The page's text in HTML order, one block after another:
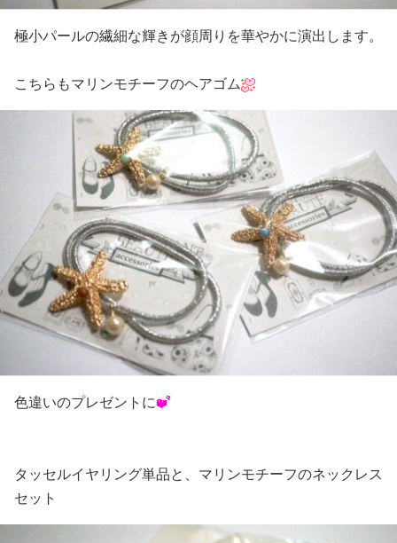
極小パールの繊細な輝きが顔周りを華やかに演出します。
こちらもマリンモチーフのヘアゴム
色違いのプレゼントに
タッセルイヤリング単品と、マリンモチーフのネックレス
セット